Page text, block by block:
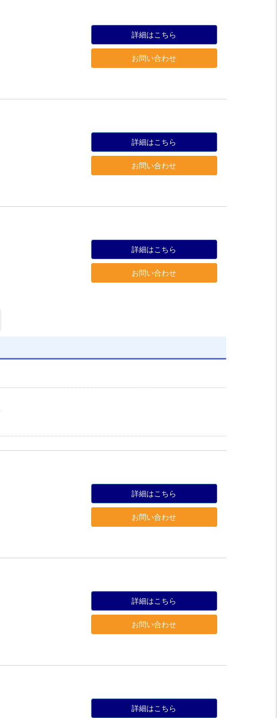
詳細はこちら
お問い合わせ
詳細はこちら
お問い合わせ
詳細はこちら
お問い合わせ
詳細はこちら
お問い合わせ
詳細はこちら
お問い合わせ
詳細はこちら